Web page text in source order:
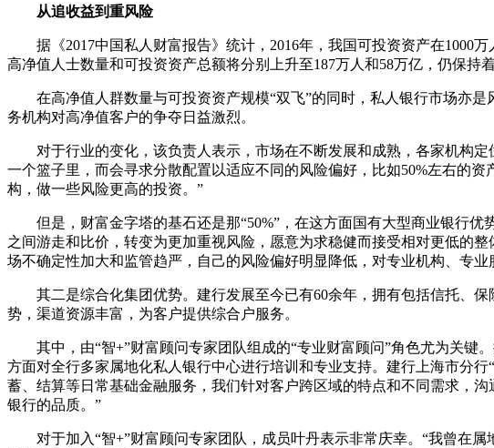
从追收益到重风险
据《2017中国私人财富报告》统计，2016年，我国可投资资产在1000万
高净值人士数量和可投资资产总额将分别上升至187万人和58万亿，仍保持
在高净值人群数量与可投资资产规模“双飞”的同时，私人银行市场亦是
务机构对高净值客户的争夺日益激烈。
对于行业的变化，该负责人表示，市场在不断发展和成熟，各家机构定
一个篮子里，而会寻求分散配置以适应不同的风险偏好，比如50%左右的
构，做一些风险更高的投资。”
但是，财富金字塔的基石还是那“50%”，在这方面国有大型商业银行优
之间游走和比价，转变为更加重视风险，愿意为求稳健而接受相对更低的
场不确定性加大和监管趋严，自己的风险偏好明显降低，对专业机构、专
其二是综合化集团优势。建行发展至今已有60余年，拥有包括信托、保
势，渠道资源丰富，为客户提供综合户服务。
其中，由“智+”财富顾问专家团队组成的“专业财富顾问”角色尤为关键
方面对全行多家属地化私人银行中心进行培训和专业支持。建行上海市分
蓄、结算等日常基础金融服务，我们针对客户跨区域的特点和不同需求，
银行的品质。”
对于加入“智+”财富顾问专家团队，成员叶丹表示非常庆幸。“我曾在属